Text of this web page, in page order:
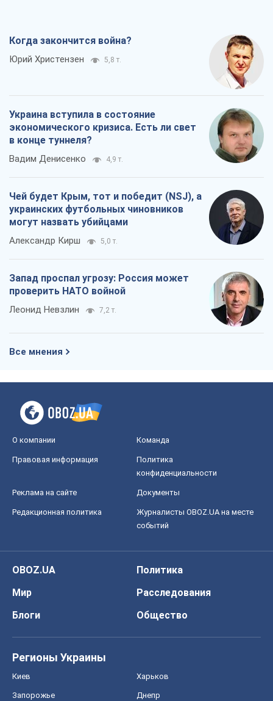
Когда закончится война?
Юрий Христензен 5,8 т.
Украина вступила в состояние
экономического кризиса. Есть ли свет
в конце туннеля?
Вадим Денисенко 4,9 т.
Чей будет Крым, тот и победит (NSJ), а
украинских футбольных чиновников
могут назвать убийцами
Александр Кирш 5,0 т.
Запад проспал угрозу: Россия может
проверить НАТО войной
Леонид Невзлин 7,2 т.
Все мнения
О компании Команда
Правовая информация
Политика
конфиденциальности
Реклама на сайте Документы
Редакционная политика
Журналисты OBOZ.UA на месте
событий
OBOZ.UA
Политика
Мир
Расследования
Блоги
Общество
Регионы Украины
Киев Харьков
Запорожье Днепр